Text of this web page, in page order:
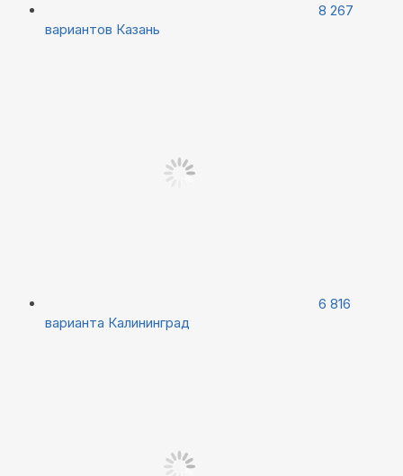
8 267
вариантов Казань
6 816
варианта Калининград